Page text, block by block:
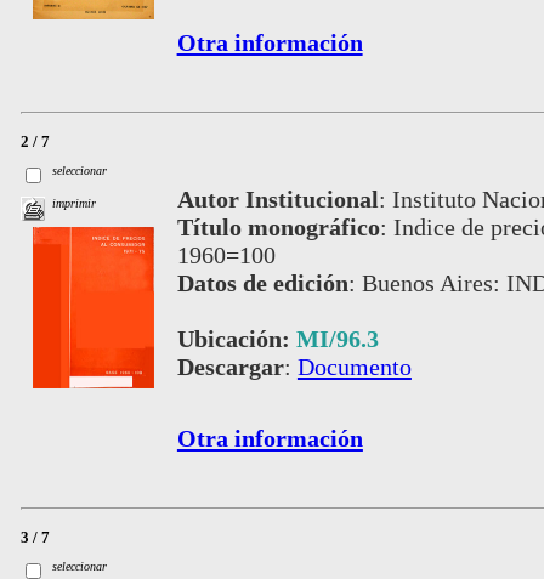
Otra información
2 / 7
seleccionar
imprimir Autor Institucional: Instituto
Título monográfico: Indice de
1960=100
Datos de edición: Buenos Aires:
Ubicación: MI/96.3
Descargar: Documento
Otra información
3 / 7
seleccionar